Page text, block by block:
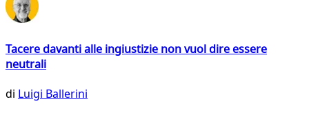
Tacere davanti alle ingiustizie non vuol dire essere
neutrali
di Luigi Ballerini